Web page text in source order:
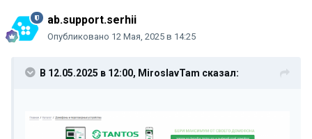
ab.support.serhii
Опубликовано 12 Мая, 2025 в 14:25
В 12.05.2025 в 12:00, MiroslavTam сказал: